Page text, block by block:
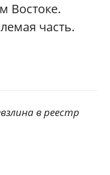
Востоке.
часть.
в реестр